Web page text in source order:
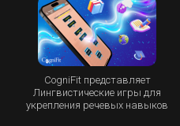
CogniFit представляет
Лингвистические игры для
укрепления речевых навыков